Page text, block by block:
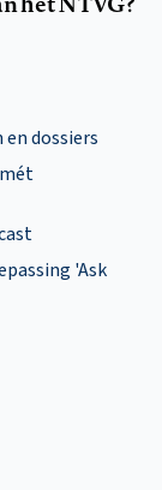
dossiers
'Ask